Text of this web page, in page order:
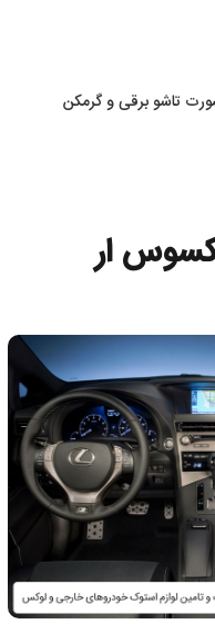
تاشو برقی و گرمکن
ار